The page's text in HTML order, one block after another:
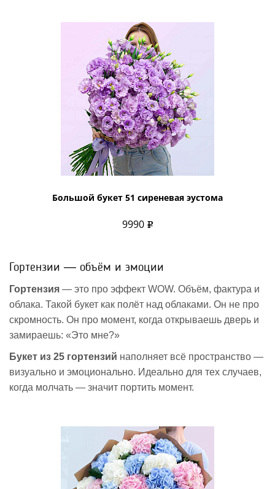
Большой букет 51 сиреневая эустома
9990
Гортензии — объём и эмоции
Гортензия — это про эффект WOW. Объём, фактура и
облака. Такой букет как полёт над облаками. Он не про
скромность. Он про момент, когда открываешь дверь и
замираешь: «Это мне?»
Букет из 25 гортензий наполняет всё пространство —
визуально и эмоционально. Идеально для тех случаев,
когда молчать — значит портить момент.